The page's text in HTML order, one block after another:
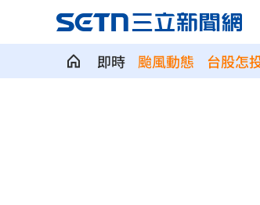
即時 颱風動態 台股怎